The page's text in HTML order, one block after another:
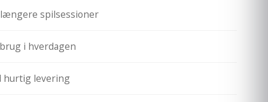
spilsessioner
i hverdagen
hurtig levering